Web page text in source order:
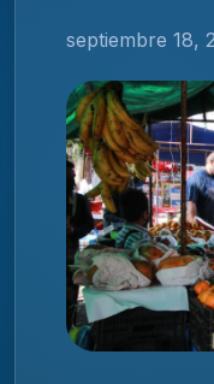
septiembre 18,